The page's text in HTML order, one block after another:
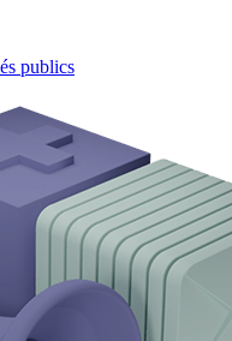
publics